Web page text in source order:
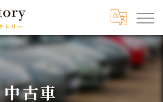
中古車